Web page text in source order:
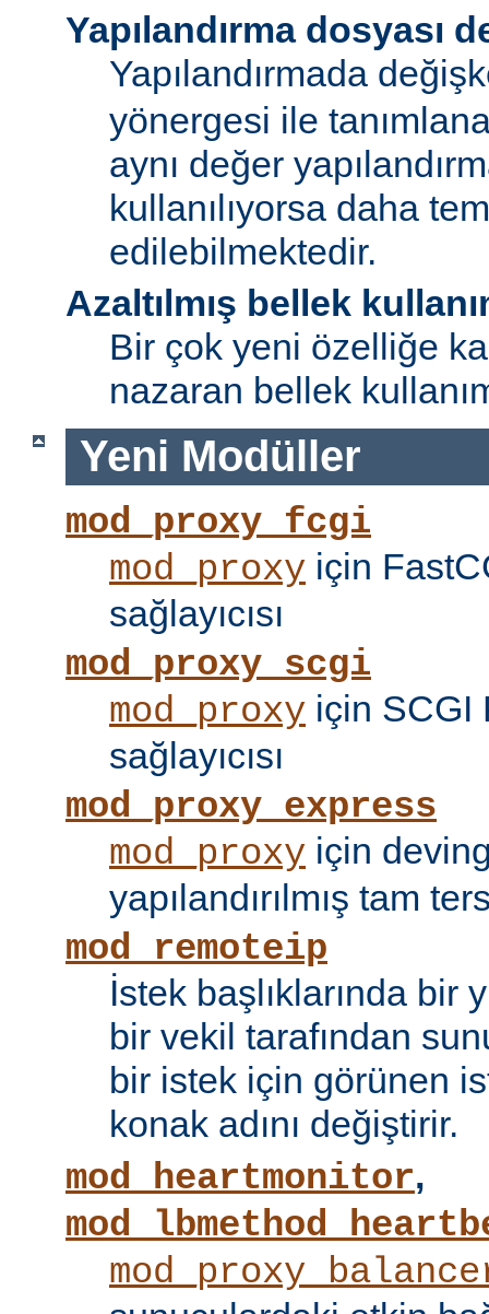
Yapılandırma dosyası
Yapılandırmada
yönergesi ile
aynı değer
kullanılıyorsa daha
edilebilmektedir.
Azaltılmış bellek
Bir çok yeni özelliğe
nazaran bellek
Yeni Modüller
mod_proxy_fcgi
mod_proxy için
sağlayıcısı
mod_proxy_scgi
mod_proxy için SCGI
sağlayıcısı
mod_proxy_express
mod_proxy için
yapılandırılmış tam
mod_remoteip
İstek başlıklarında bir
bir vekil tarafından
bir istek için görünen
konak adını değiştirir.
mod_heartmonitor,